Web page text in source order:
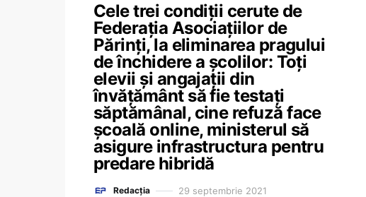
Cele trei condiții cerute de
Federația Asociațiilor de
Părinți, la eliminarea pragului
de închidere a școlilor: Toți
elevii și angajații din
învățământ să fie testați
săptămânal, cine refuză face
școală online, ministerul să
asigure infrastructura pentru
predare hibridă
Redacția 29 septembrie 2021